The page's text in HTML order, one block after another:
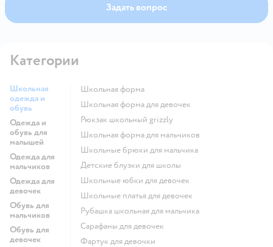
Задать вопрос
Категории
Школьная
одежда и
обувь
Одежда и
обувь для
малышей
Одежда для
мальчиков
Одежда для
девочек
Обувь для
мальчиков
Обувь для
девочек
Школьная форма
Школьная форма для девочек
Рюкзак школьный grizzly
Школьная форма для мальчиков
Школьные брюки для мальчика
Детские блузки для школы
Школьные юбки для девочек
Школьные платья для девочек
Рубашка школьная для мальчика
Сарафаны для девочек
Фартук для девочки